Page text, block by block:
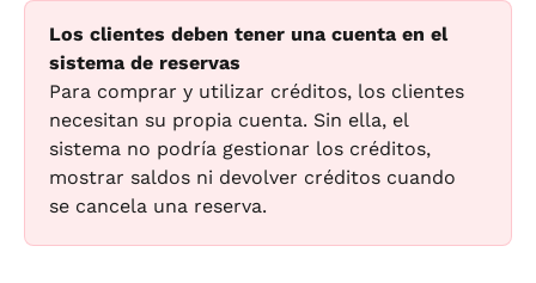
Los clientes deben tener una cuenta en el
sistema de reservas
Para comprar y utilizar créditos, los clientes
necesitan su propia cuenta. Sin ella, el
sistema no podría gestionar los créditos,
mostrar saldos ni devolver créditos cuando
se cancela una reserva.